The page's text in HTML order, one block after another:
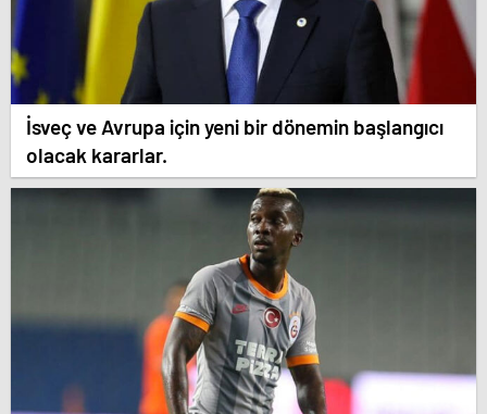
İsveç ve Avrupa için yeni bir dönemin başlangıcı
olacak kararlar.